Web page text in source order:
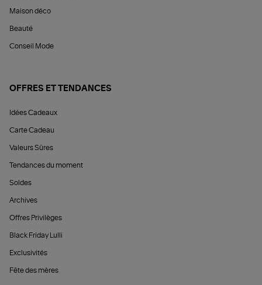
Maison déco
Beauté
Conseil Mode
OFFRES ET TENDANCES
Idées Cadeaux
Carte Cadeau
Valeurs Sûres
Tendances du moment
Soldes
Archives
Offres Privilèges
Black Friday Lulli
Exclusivités
Fête des mères